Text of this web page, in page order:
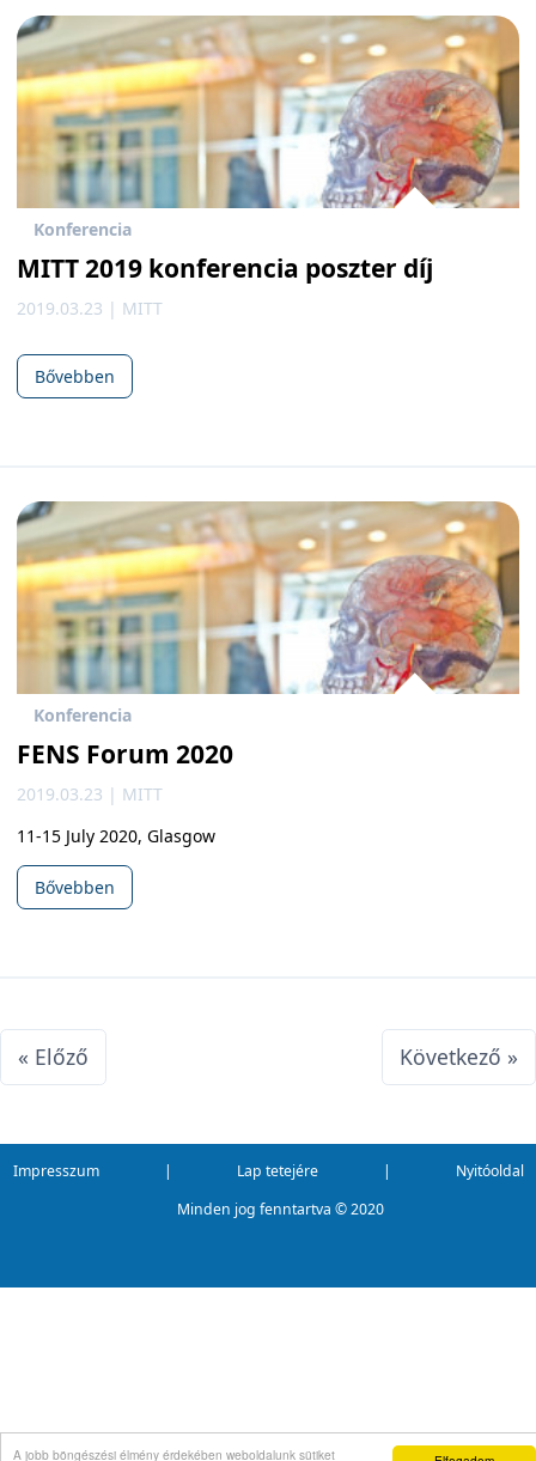
A jobb böngészési élmény érdekében weboldalunk sütiket
Konferencia
MITT 2019 konferencia poszter díj
2019.03.23 | MITT
Bővebben
Konferencia
FENS Forum 2020
2019.03.23 | MITT
11-15 July 2020, Glasgow
Bővebben
« Előző Következő »
Impresszum | Lap tetejére |
Nyitóoldal
Minden jog fenntartva ©2020